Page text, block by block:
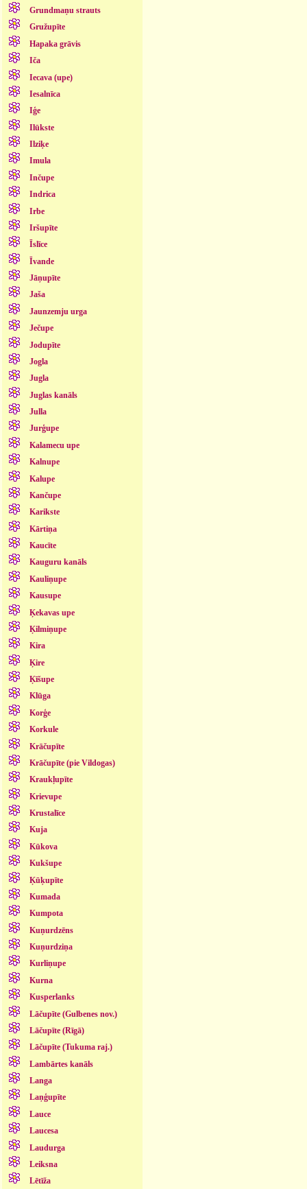
Grundmaņu strauts
Gružupīte
Hapaka grāvis
Iča
Iecava (upe)
Iesalnīca
Iģe
Ilūkste
Ilziķe
Imula
Inčupe
Indrica
Irbe
Iršupīte
Īslīce
Īvande
Jāņupīte
Jaša
Jaunzemju urga
Ječupe
Jodupīte
Jogla
Jugla
Juglas kanāls
Julla
Jurģupe
Kalamecu upe
Kalnupe
Kalupe
Kančupe
Karikste
Kārtiņa
Kaucīte
Kauguru kanāls
Kauliņupe
Kausupe
Ķekavas upe
Ķilmiņupe
Kira
Ķire
Ķīšupe
Klūga
Korģe
Korkule
Krāčupīte
Krāčupīte (pie Vildogas)
Kraukļupīte
Krievupe
Krustalīce
Kuja
Kūkova
Kukšupe
Ķūķupīte
Kumada
Kumpota
Kuņurdzēns
Kuņurdziņa
Kurliņupe
Kurna
Kusperlanks
Lāčupīte (Gulbenes nov.)
Lāčupīte (Rīgā)
Lāčupīte (Tukuma raj.)
Lambārtes kanāls
Langa
Laņģupīte
Lauce
Laucesa
Laudurga
Leiksna
Lētīža